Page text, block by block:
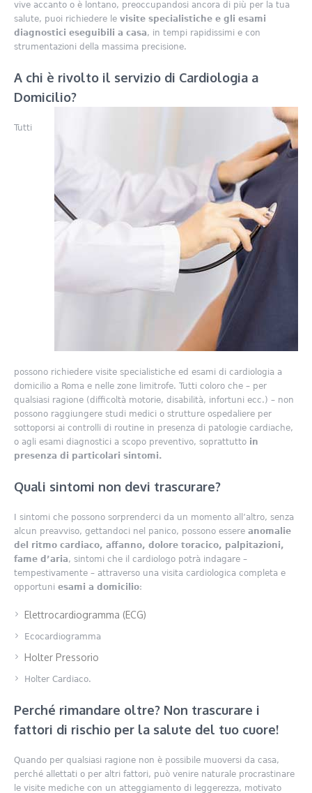
vive accanto o è lontano, preoccupandosi ancora di più per la tua
salute, puoi richiedere le visite specialistiche e gli esami
diagnostici eseguibili a casa, in tempi rapidissimi e con
strumentazioni della massima precisione.
A chi è rivolto il servizio di Cardiologia a
Domicilio?
Tutti
possono richiedere visite specialistiche ed esami di cardiologia a
domicilio a Roma e nelle zone limitrofe. Tutti coloro che – per
qualsiasi ragione (difficoltà motorie, disabilità, infortuni ecc.) – non
possono raggiungere studi medici o strutture ospedaliere per
sottoporsi ai controlli di routine in presenza di patologie cardiache,
o agli esami diagnostici a scopo preventivo, soprattutto in
presenza di particolari sintomi.
Quali sintomi non devi trascurare?
I sintomi che possono sorprenderci da un momento all’altro, senza
alcun preavviso, gettandoci nel panico, possono essere anomalie
del ritmo cardiaco, affanno, dolore toracico, palpitazioni,
fame d’aria, sintomi che il cardiologo potrà indagare –
tempestivamente – attraverso una visita cardiologica completa e
opportuni esami a domicilio:
Elettrocardiogramma (ECG)
Ecocardiogramma
Holter Pressorio
Holter Cardiaco.
Perché rimandare oltre? Non trascurare i
fattori di rischio per la salute del tuo cuore!
Quando per qualsiasi ragione non è possibile muoversi da casa,
perché allettati o per altri fattori, può venire naturale procrastinare
le visite mediche con un atteggiamento di leggerezza, motivato